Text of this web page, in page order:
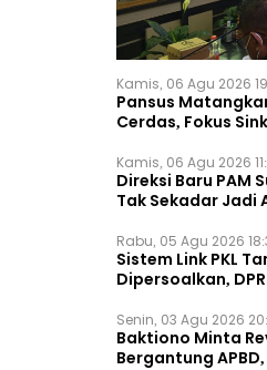
Kamis, 06 Agu 2026
Pansus
Cerdas, Fokus
Kamis, 06 Agu 2026
Direksi Baru PAM
Tak Sekadar
Rabu, 05 Agu 2026
‎Sistem Link PKL
Dipersoalkan,
Senin, 03 Agu 2026
Baktiono Minta
Bergantung